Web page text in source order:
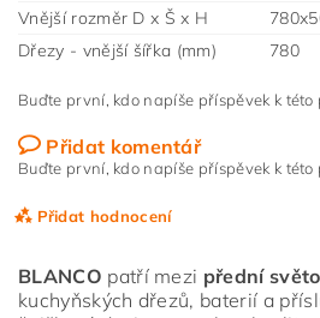
Vnější rozměr D x Š x H
Dřezy - vnější šířka (mm)
780
Buďte první, kdo napíše příspěvek k této
Přidat komentář
Buďte první, kdo napíše příspěvek k této
Přidat hodnocení
BLANCO patří mezi přední
kuchyňských dřezů, baterií a